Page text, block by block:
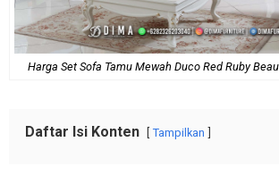
Harga Set Sofa Tamu Mewah Duco Red Ruby
Daftar Isi Konten Tampilkan